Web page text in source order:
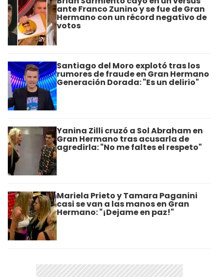
ante Franco Zunino y se fue de Gran
Hermano con un récord negativo de
votos
Santiago del Moro explotó tras los
rumores de fraude en Gran Hermano
Generación Dorada: "Es un delirio"
Yanina Zilli cruzó a Sol Abraham en
Gran Hermano tras acusarla de
agredirla: "No me faltes el respeto"
Mariela Prieto y Tamara Paganini
casi se van a las manos en Gran
Hermano: "¡Dejame en paz!"